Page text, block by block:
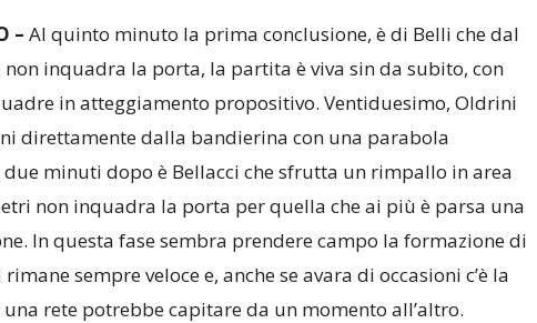
– Al quinto minuto la prima conclusione, è di Belli che dal
non inquadra la porta, la partita è viva sin da subito, con
in atteggiamento propositivo. Ventiduesimo, Oldrini
direttamente dalla bandierina con una parabola
minuti dopo è Bellacci che sfrutta un rimpallo in area
non inquadra la porta per quella che ai più è parsa una
In questa fase sembra prendere campo la formazione di
sempre veloce e, anche se avara di occasioni c’è la
una rete potrebbe capitare da un momento all’altro.